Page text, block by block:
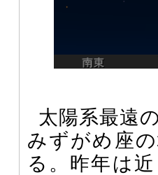
太陽系最遠
みずがめ座
る。昨年は